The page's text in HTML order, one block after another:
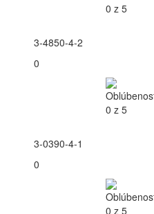
3-4850-4-2
0
3-0390-4-1
0